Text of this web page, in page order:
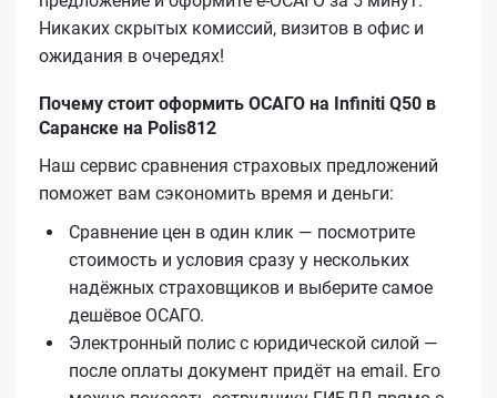
Никаких скрытых комиссий, визитов в офис и
ожидания в очередях!
Почему стоит оформить ОСАГО на Infiniti Q50 в
Саранске на Polis812
Наш сервис сравнения страховых предложений
поможет вам сэкономить время и деньги:
Сравнение цен в один клик — посмотрите
стоимость и условия сразу у нескольких
надёжных страховщиков и выберите самое
дешёвое ОСАГО.
Электронный полис с юридической силой —
после оплаты документ придёт на email. Его